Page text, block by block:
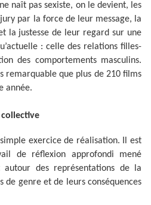
naît pas sexiste, on le devient, les
par la force de leur message, la
la justesse de leur regard sur une
: celle des relations filles-
des comportements masculins.
remarquable que plus de 210 films
année.
simple exercice de réalisation. Il est
de réflexion approfondi mené
autour des représentations de la
de genre et de leurs conséquences